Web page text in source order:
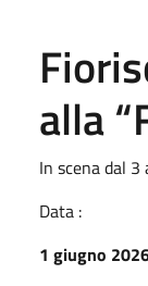
alla
In scena dal
Data :
1 giugno